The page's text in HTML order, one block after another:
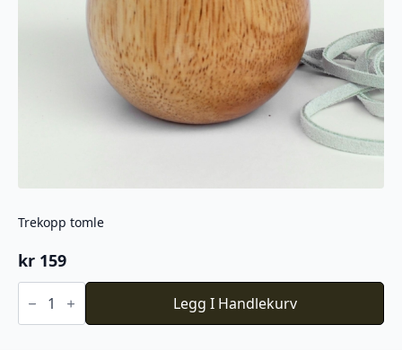
Trekopp tomle
kr 159
Trekopp
tomle Legg I Handlekurv